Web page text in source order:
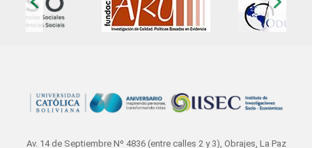
Av. 14 de Septiembre Nº 4836 (entre calles 2 y 3), Obrajes, La Paz